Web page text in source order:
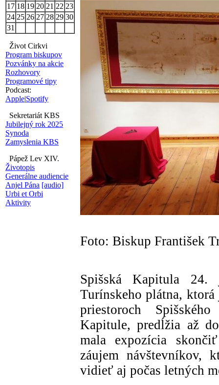
17 18 19 20 21 22 23
24 25 26 27 28 29 30
31
Život Cirkvi
Program biskupov
Pozvánky na akcie
Rozhovory
Programové tipy
Podcast:
Apple|Spotify
Sekretariát KBS
Jubilejný rok 2025
Synoda
Zamyslenia KBS
Pápež Lev XIV.
Životopis
Generálne audiencie
Anjel Pána [audio]
Urbi et Orbi
Aktivity
Foto: Biskup František
Spišská Kapitula
Turínskeho plátna,
priestoroch
Kapitule, predĺžia až
mala expozícia
záujem návštevníkov,
vidieť aj počas letných